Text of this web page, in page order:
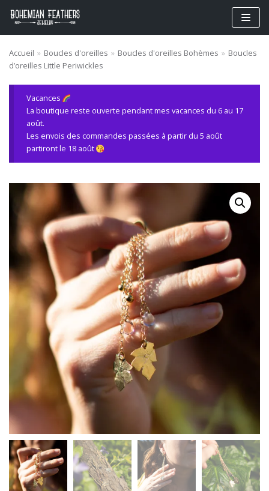
Aller
Accueil » Boucles d'oreilles » Boucles d'oreilles Bohèmes » Boucles
d’oreilles Little Periwickles
Vacances
La boutique reste ouverte pendant mes vacances du 6 au 17
août.
Les envois des commandes passées à partir du 5 août
partiront le 18 août